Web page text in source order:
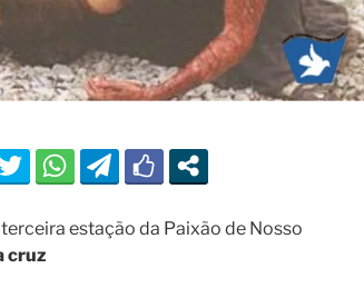
estação da Paixão de Nosso
cruz